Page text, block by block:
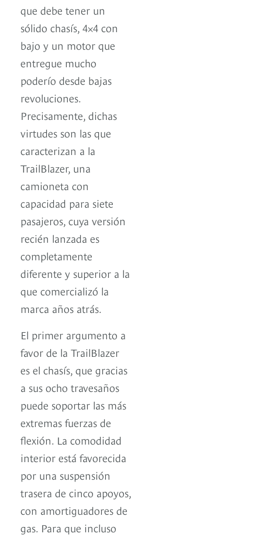
que debe tener un
sólido chasís, 4×4 con
bajo y un motor que
entregue mucho
poderío desde bajas
revoluciones.
Precisamente, dichas
virtudes son las que
caracterizan a la
TrailBlazer, una
camioneta con
capacidad para siete
pasajeros, cuya versión
recién lanzada es
completamente
diferente y superior a la
que comercializó la
marca años atrás.
El primer argumento a
favor de la TrailBlazer
es el chasís, que gracias
a sus ocho travesaños
puede soportar las más
extremas fuerzas de
flexión. La comodidad
interior está favorecida
por una suspensión
trasera de cinco apoyos,
con amortiguadores de
gas. Para que incluso